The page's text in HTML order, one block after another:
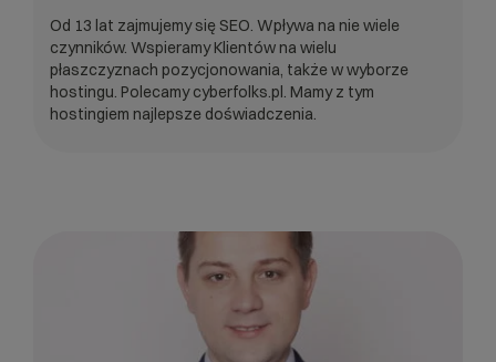
Od 13 lat zajmujemy się SEO. Wpływa na nie wiele
czynników. Wspieramy Klientów na wielu
płaszczyznach pozycjonowania, także w wyborze
hostingu. Polecamy cyberfolks.pl. Mamy z tym
hostingiem najlepsze doświadczenia.